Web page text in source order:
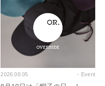
2026.08.05 - Event